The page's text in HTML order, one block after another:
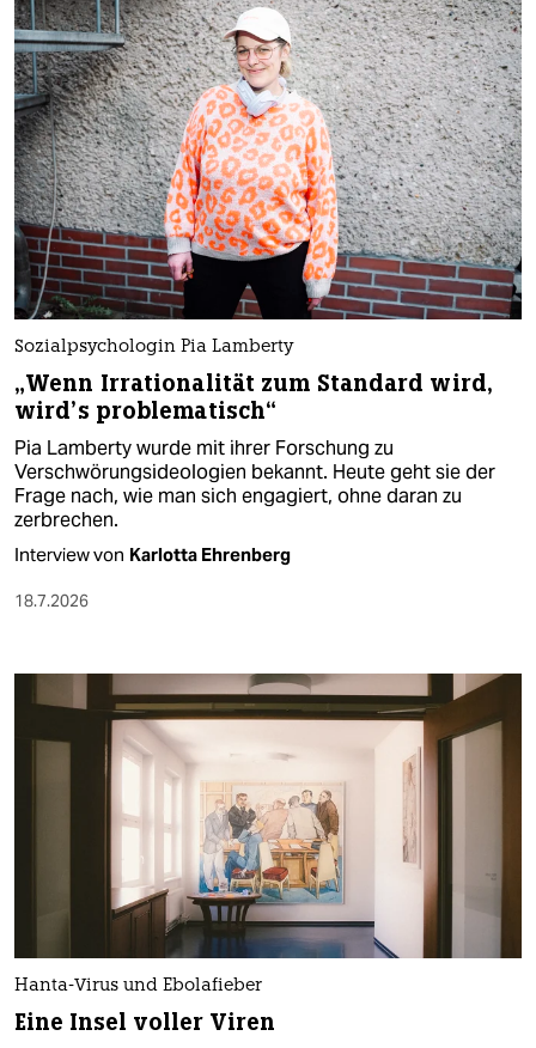
Sozialpsychologin Pia Lamberty
„Wenn Irrationalität zum Standard wird,
wird’s problematisch“
Pia Lamberty wurde mit ihrer Forschung zu
Verschwörungsideologien bekannt. Heute geht sie der
Frage nach, wie man sich engagiert, ohne daran zu
zerbrechen.
Interview von Karlotta Ehrenberg
18.7.2026
Hanta-Virus und Ebolafieber
Eine Insel voller Viren